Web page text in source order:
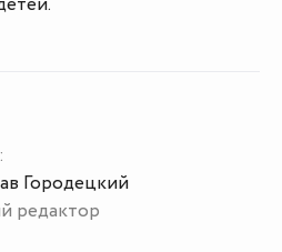
Городецкий
редактор